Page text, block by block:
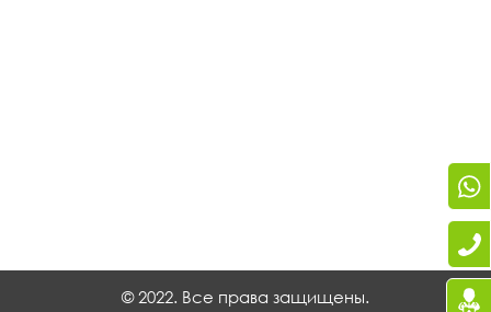
© 2022. Все права защищены.